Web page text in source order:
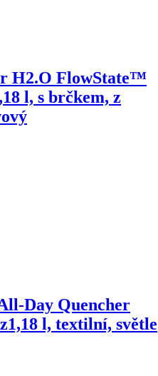
H2.O FlowState™
l, s brčkem, z
Day Quencher
1,18 l, textilní, světle